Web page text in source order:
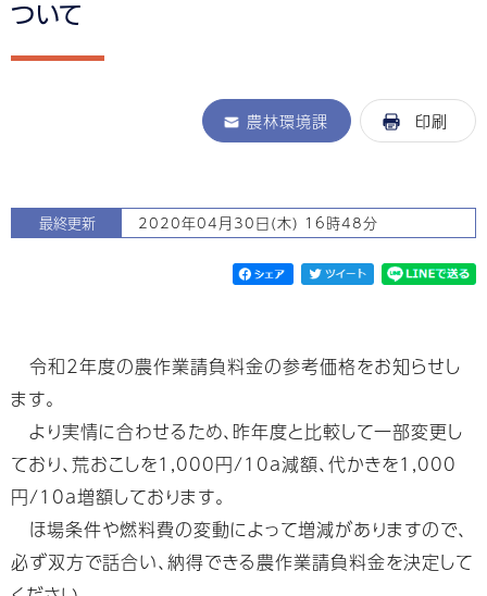
ついて
農林環境課 印刷
最終更新 2020年04月30日(木) 16時48分
令和2年度の農作業請負料金の参考価格をお知らせし
ます。
より実情に合わせるため、昨年度と比較して一部変更し
ており、荒おこしを1,000円/10ａ減額、代かきを1,000
円/10ａ増額しております。
ほ場条件や燃料費の変動によって増減がありますので、
必ず双方で話合い、納得できる農作業請負料金を決定して